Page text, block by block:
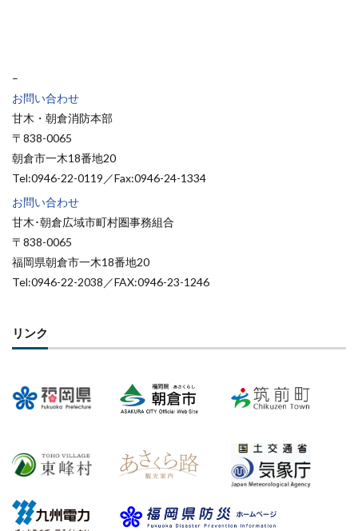
–
お問い合わせ
甘木・朝倉消防本部
〒838-0065
朝倉市一木18番地20
Tel:0946-22-0119／Fax:0946-24-1334
お問い合わせ
甘木･朝倉広域市町村圏事務組合
〒838-0065
福岡県朝倉市一木18番地20
Tel:0946-22-2038／FAX:0946-23-1246
リンク